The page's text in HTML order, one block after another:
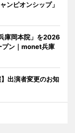
ンピオンシップ」
庫岡本院」を2026
プン｜monet兵庫
出演者変更のお知